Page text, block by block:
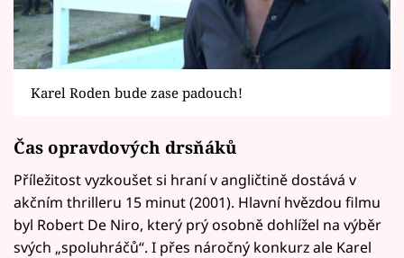
Karel Roden bude zase padouch!
Čas opravdových drsňáků
Příležitost vyzkoušet si hraní v angličtině dostává v
akčním thrilleru 15 minut (2001). Hlavní hvězdou filmu
byl Robert De Niro, který prý osobně dohlížel na výběr
svých „spoluhráčů“. I přes náročný konkurz ale Karel